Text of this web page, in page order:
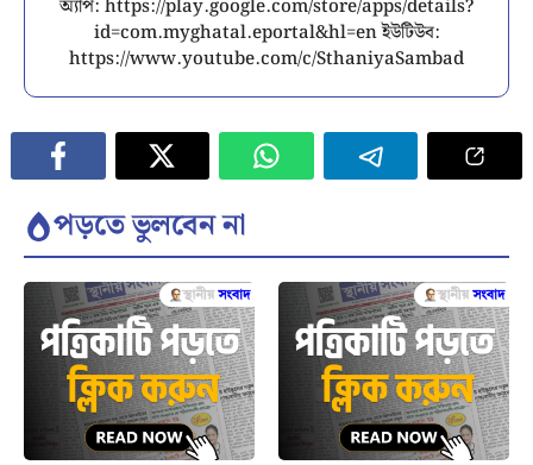
অ্যাপ: https://play.google.com/store/apps/details?
id=com.myghatal.eportal&hl=en ইউটিউব:
https://www.youtube.com/c/SthaniyaSambad
পড়তে ভুলবেন না